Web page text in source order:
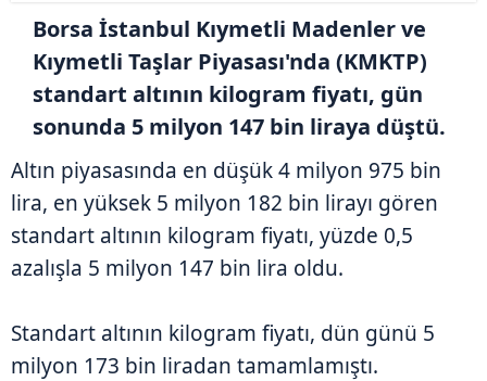
Borsa İstanbul Kıymetli Madenler ve
Kıymetli Taşlar Piyasası'nda (KMKTP)
standart altının kilogram fiyatı, gün
sonunda 5 milyon 147 bin liraya düştü.
Altın piyasasında en düşük 4 milyon 975 bin
lira, en yüksek 5 milyon 182 bin lirayı gören
standart altının kilogram fiyatı, yüzde 0,5
azalışla 5 milyon 147 bin lira oldu.
Standart altının kilogram fiyatı, dün günü 5
milyon 173 bin liradan tamamlamıştı.